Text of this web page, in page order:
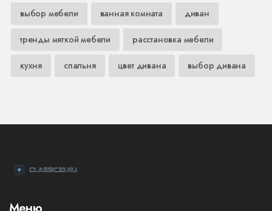
выбор мебели ванная комната диван
тренды мягкой мебели расстановка мебели
кухня спальня цвет дивана выбор дивана